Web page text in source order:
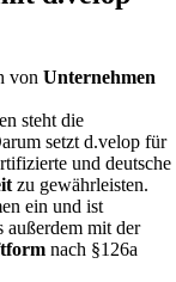
vonUnternehmen
steht die
setzt d.velop für
und deutsche
zu gewährleisten.
ein und ist
außerdem mit der
nach §126a